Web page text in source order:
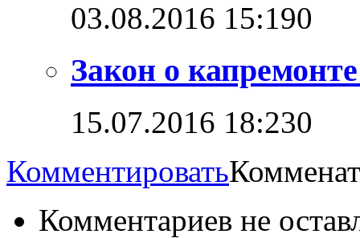
03.08.2016 15:190
Закон о
15.07.2016 18:230
Комментировать
Комментариев не